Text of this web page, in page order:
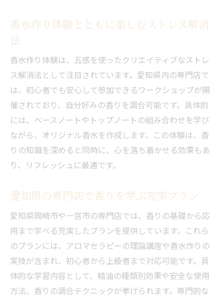
香水作り体験とともに楽しむストレス解消
法
香水作り体験は、五感を使ったクリエイティブなストレ
ス解消法として注目されています。愛知県内の専門店で
は、初心者でも安心して参加できるワークショップが開
催されており、自分好みの香りを調合可能です。具体的
には、ベースノートやトップノートの組み合わせを学び
ながら、オリジナル香水を作成します。この体験は、香
りの知識を深めると同時に、心を落ち着かせる効果もあ
り、リフレッシュに最適です。
愛知県の専門店で香りを学ぶ充実プラン
愛知県岡崎市や一宮市の専門店では、香りの基礎から応
用まで学べる充実したプランを提供しています。これら
のプランには、アロマセラピーの理論講座や香水作りの
実技が含まれ、初心者から上級者まで対応可能です。具
体的な学習内容として、精油の種類別効果や安全な使用
方法、香りの調合テクニックが挙げられます。専門的な